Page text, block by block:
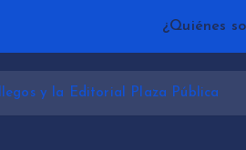
¿Quiénes
y la Editorial Plaza Pública